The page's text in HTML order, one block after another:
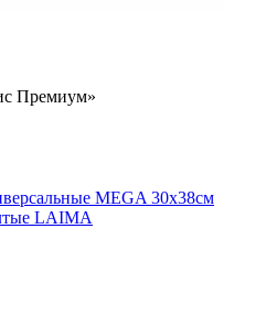
Премиум»
MEGA 30х38см
LAIMA